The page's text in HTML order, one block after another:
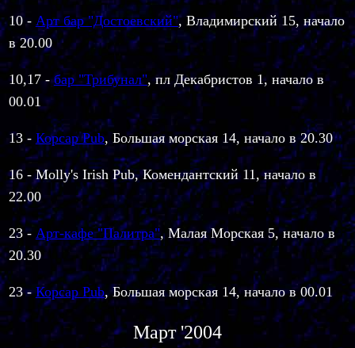
10 - Арт бар "Достоевский", Владимирский 15, начало
в 20.00
10,17-бар "Трибунал", пл Декабристов 1, начало в
00.01
13 - Корсар Pub, Большая морская 14, начало в 20.30
16 - Molly's Irish Pub, Комендантский 11, начало в
22.00
23 - Арт-кафе "Палитра", Малая Морская 5, начало в
20.30
23 -Корсар Pub, Большая морская 14, начало в 00.01
Март '2004